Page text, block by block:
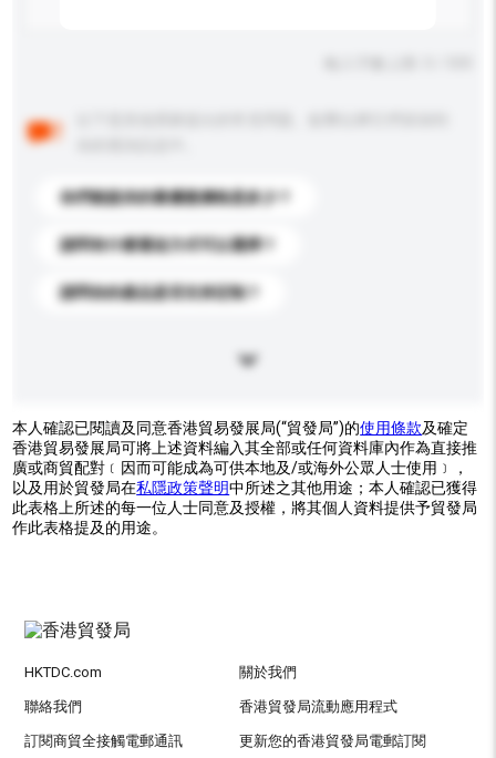
你們能提供的最優惠價格是多少？
請問有什麼運送方式可以選擇？
請問你的產品是否支持定制？
本人確認已閱讀及同意香港貿易發展局(“貿發局”)的使用條款及確定
香港貿易發展局可將上述資料編入其全部或任何資料庫內作為直接推
廣或商貿配對﹝因而可能成為可供本地及/或海外公眾人士使用﹞，
以及用於貿發局在私隱政策聲明中所述之其他用途；本人確認已獲得
此表格上所述的每一位人士同意及授權，將其個人資料提供予貿發局
作此表格提及的用途。
HKTDC.com 關於我們
聯絡我們 香港貿發局流動應用程式
訂閱商貿全接觸電郵通訊 更新您的香港貿發局電郵訂閱